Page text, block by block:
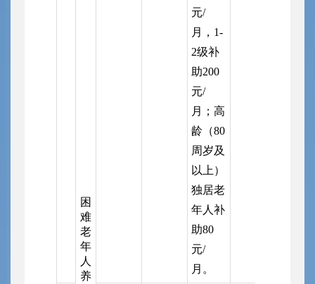
困
难
老
年
人
养
元/
月，1-
2级补
助200
元/
月；高
龄（80
周岁及
以上）
独居老
年人补
助80
元/
月。